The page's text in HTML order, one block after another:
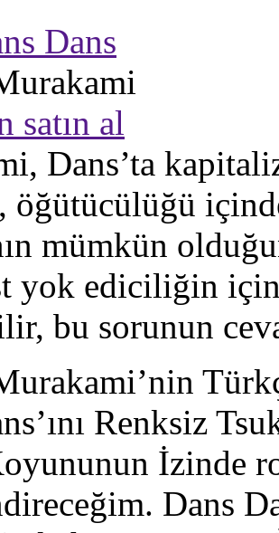
Dans
satın al
Dans’ta
mümkün
yok ediciliğin
bu sorunun
Renksiz
İzinde
Dans